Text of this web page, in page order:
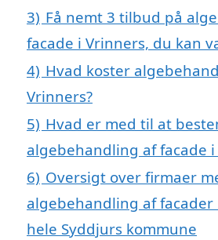
3) Få nemt 3 tilbud på
facade i Vrinners, du kan
4) Hvad koster
Vrinners?
5) Hvad er med til at
algebehandling af facade i
6) Oversigt over firmaer
algebehandling af
hele Syddjurs kommune